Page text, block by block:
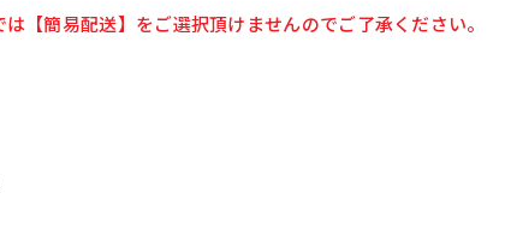
【簡易配送】をご選択頂けませんのでご了承ください。